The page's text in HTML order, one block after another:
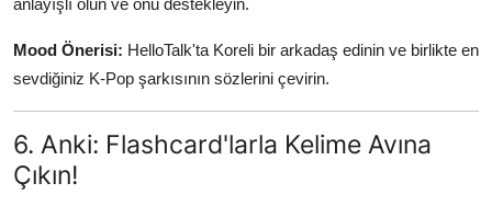
Mood Önerisi: HelloTalk'ta Koreli bir arkadaş edinin ve birlikte en
sevdiğiniz K-Pop şarkısının sözlerini çevirin.
6. Anki: Flashcard'larla Kelime Avına
Çıkın!